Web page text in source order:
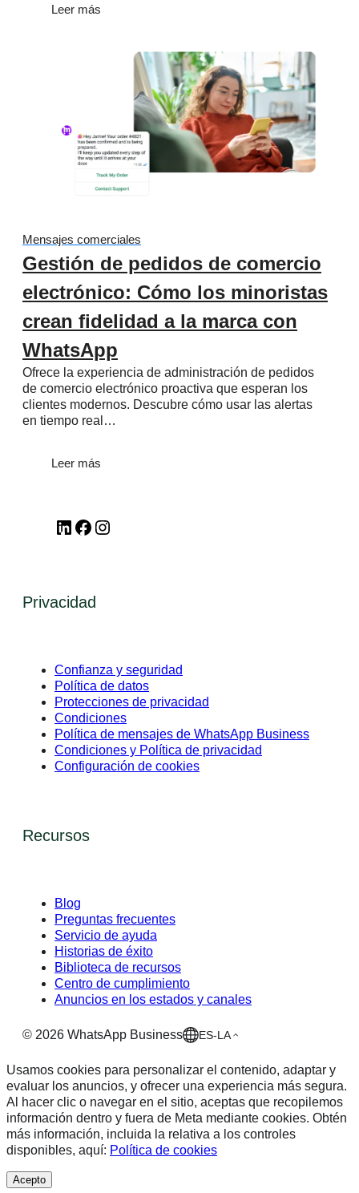
Leer más
Mensajes comerciales
Gestión de pedidos de comercio
electrónico: Cómo los minoristas
crean fidelidad a la marca con
WhatsApp
Ofrece la experiencia de administración de pedidos
de comercio electrónico proactiva que esperan los
clientes modernos. Descubre cómo usar las alertas
en tiempo real…
Leer más
LinkedInFacebook
Privacidad
Confianza y seguridad
Política de datos
Protecciones de privacidad
Condiciones
Política de mensajes de WhatsApp Business
Condiciones y Política de privacidad
Configuración de cookies
Recursos
Blog
Preguntas frecuentes
Servicio de ayuda
Historias de éxito
Biblioteca de recursos
Centro de cumplimiento
Anuncios en los estados y canales
© 2026 WhatsApp Business ES-LA
Usamos cookies para personalizar el contenido, adaptar y
evaluar los anuncios, y ofrecer una experiencia más segura.
Al hacer clic o navegar en el sitio, aceptas que recopilemos
información dentro y fuera de Meta mediante cookies. Obtén
más información, incluida la relativa a los controles
disponibles, aquí: Política de cookies
Acepto